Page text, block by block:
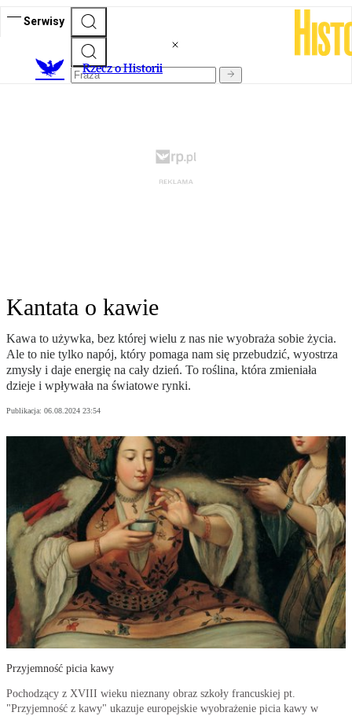
Serwisy
Rzecz o Historii
Kantata o kawie
Kawa to używka, bez której wielu z nas nie wyobraża sobie życia.
Ale to nie tylko napój, który pomaga nam się przebudzić, wyostrza
zmysły i daje energię na cały dzień. To roślina, która zmieniała
dzieje i wpływała na światowe rynki.
Publikacja: 06.08.2024 23:54
Przyjemność picia kawy
Pochodzący z XVIII wieku nieznany obraz szkoły francuskiej pt.
"Przyjemność z kawy" ukazuje europejskie wyobrażenie picia kawy w